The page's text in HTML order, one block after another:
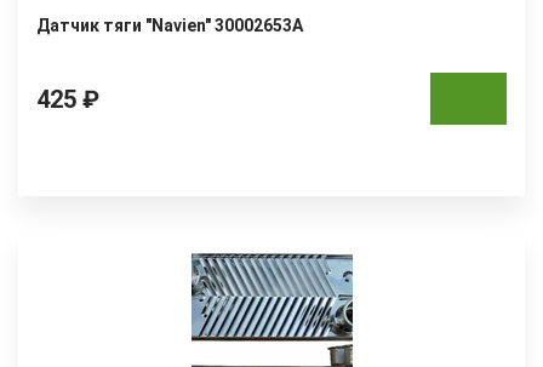
Датчик тяги "Navien" 30002653A
425 ₽